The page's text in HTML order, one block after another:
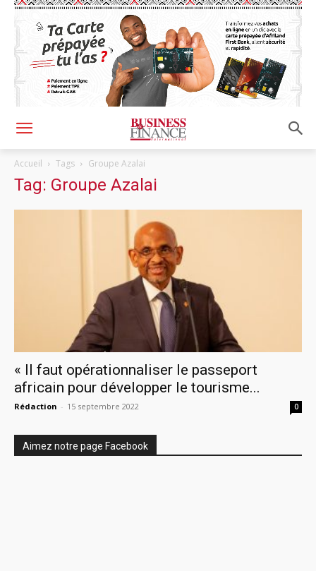
Accueil Tags Groupe Azalai
Tag: Groupe Azalai
« Il faut opérationnaliser le passeport
africain pour développer le tourisme...
Rédaction - 15 septembre 2022 0
Aimez notre page Facebook